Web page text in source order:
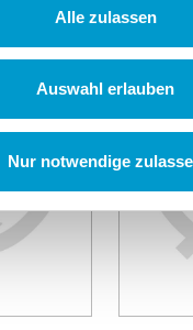
Alle zulassen
Auswahl erlauben
Nur notwendige